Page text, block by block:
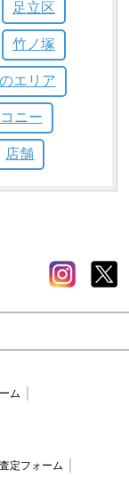
足立区
竹ノ塚
エリア
ニー
店舗
ム
定フォーム